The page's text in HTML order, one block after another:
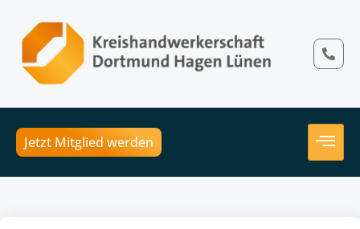
Jetzt Mitglied werden